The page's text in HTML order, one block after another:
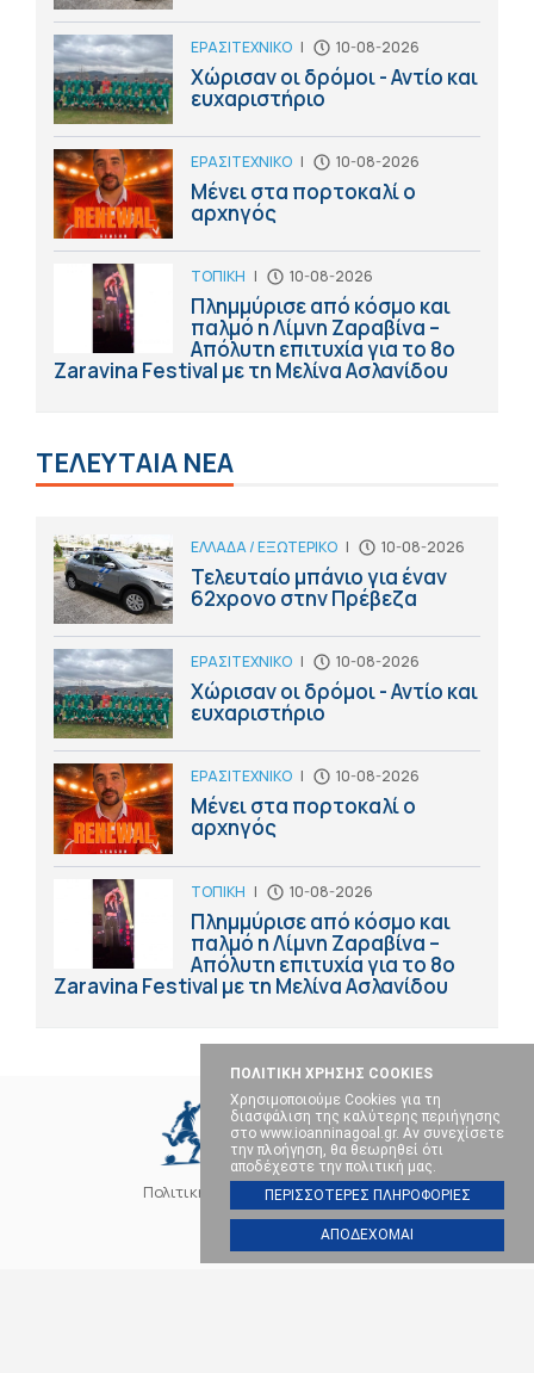
ΠΟΛΙΤΙΚΗ ΧΡΗΣΗΣ COOKIES
Χρησιμοποιούμε Cookies για τη
διασφάλιση της καλύτερης περιήγησης
στο www.ioanninagoal.gr. Αν συνεχίσετε
την πλοήγηση, θα θεωρηθεί ότι
αποδέχεστε την πολιτική μας.
ΠΕΡΙΣΣΟΤΕΡΕΣ ΠΛΗΡΟΦΟΡΙΕΣ
ΑΠΟΔΕΧΟΜΑΙ
ΕΡΑΣΙΤΕΧΝΙΚΟ | 10-08-2026
Χώρισαν οι δρόμοι - Αντίο και
ευχαριστήριο
ΕΡΑΣΙΤΕΧΝΙΚΟ | 10-08-2026
Μένει στα πορτοκαλί ο
αρχηγός
ΤΟΠΙΚΗ | 10-08-2026
Πλημμύρισε από κόσμο και
παλμό η Λίμνη Ζαραβίνα –
Απόλυτη επιτυχία για το 8ο
Zaravina Festival με τη Μελίνα Ασλανίδου
ΤΕΛΕΥΤΑΙΑ ΝΕΑ
ΕΛΛΑΔΑ / ΕΞΩΤΕΡΙΚΟ | 10-08-2026
Τελευταίο μπάνιο για έναν
62χρονο στην Πρέβεζα
ΕΡΑΣΙΤΕΧΝΙΚΟ | 10-08-2026
Χώρισαν οι δρόμοι - Αντίο και
ευχαριστήριο
ΕΡΑΣΙΤΕΧΝΙΚΟ | 10-08-2026
Μένει στα πορτοκαλί ο
αρχηγός
ΤΟΠΙΚΗ | 10-08-2026
Πλημμύρισε από κόσμο και
παλμό η Λίμνη Ζαραβίνα –
Απόλυτη επιτυχία για το 8ο
Zaravina Festival με τη Μελίνα Ασλανίδου
Πολιτική Cookies Επικοινωνία
SOCIAL MEDIA